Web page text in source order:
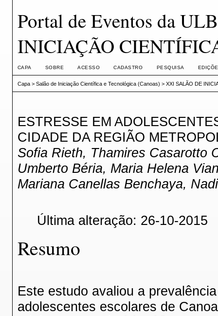
Portal de Eventos da
INICIAÇÃO
CAPA SOBRE ACESSO CADASTRO PESQUISA
Capa> Salão de Iniciação Científica e Tecnológica (Canoas) > XXI SALÃO DE
ESTRESSE EM
CIDADE DA REGIÃO
Sofia Rieth, Thamires Casarotto
Umberto Béria, Maria Helena
Mariana Canellas Benchaya,
Última alteração: 26-10-2015
Resumo
Este estudo avaliou a
adolescentes escolares de